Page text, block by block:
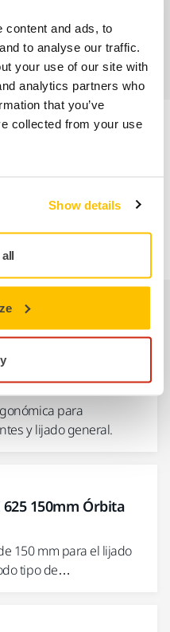
content and ads, to
to analyse our traffic.
your use of our site with
analytics partners who
that you’ve
collected from your use
Show details
para un
el producto
con 48 Agujeros.
600 EU Ø 150 mm
para
y lijado general.
150mm Órbita
150 mm para el lijado
tipo de…